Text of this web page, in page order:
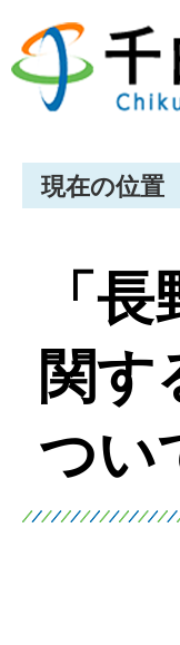
現在の位置
「
関す
つい